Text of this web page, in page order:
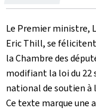
le
Le Premier ministre,
Eric Thill, se
la Chambre des
modifiant la loi du 22
national de soutien à
Ce texte marque une